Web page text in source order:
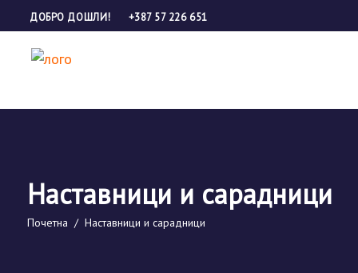
ДОБРО ДОШЛИ! +387 57 226 651
Наставници и сарадници
Почетна / Наставници и сарадници